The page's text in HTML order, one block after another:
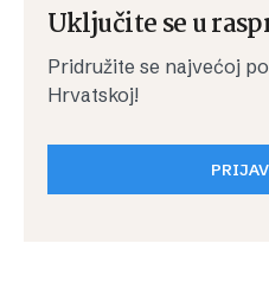
Uključite se u
Pridružite se najvećoj
Hrvatskoj!